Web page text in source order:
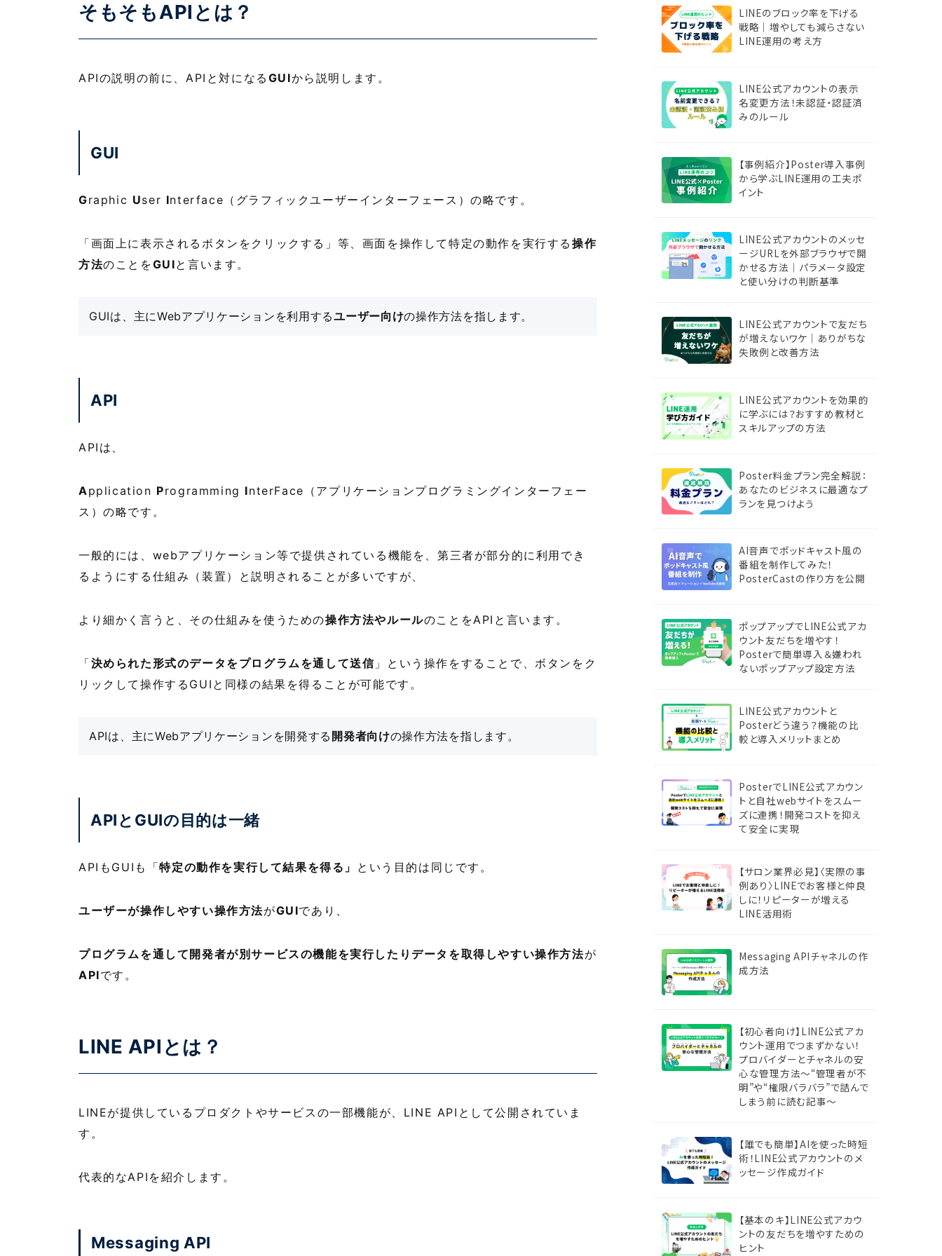
そもそもAPIとは？
APIの説明の前に、APIと対になる GUIから説明します。
GUI
Graphic User Interface（グラフィックユーザーインターフェース）の略です。
「画面上に表示されるボタンをクリックする」等、画面を操作して特定の動作を実行する 操作
方法のことをGUIと言います。
GUIは、主にWebアプリケーションを利用するユーザー向けの操作方法を指します。
API
APIは、
Application Programming InterFace（アプリケーションプログラミングインターフェー
ス）の略です。
一般的には、webアプリケーション等で提供されている機能を、第三者が部分的に利用でき
るようにする仕組み（装置）と説明されることが多いですが、
より細かく言うと、その仕組みを使うための操作方法やルールのことをAPIと言います。
「決められた形式のデータをプログラムを通して送信 」という操作をすることで、ボタンをク
リックして操作するGUIと同様の結果を得ることが可能です。
APIは、主にWebアプリケーションを開発する 開発者向けの操作方法を指します。
APIとGUIの目的は一緒
APIもGUIも「特定の動作を実行して結果を得る」 という目的は同じです。
ユーザーが操作しやすい操作方法がGUIであり、
プログラムを通して開発者が別サービスの機能を実行したりデータを取得しやすい操作方法が
APIです。
LINE APIとは？
LINEが提供しているプロダクトやサービスの一部機能が、LINE APIとして公開されていま
す。
代表的なAPIを紹介します。
Messaging API
LINEのブロック率を下げる
戦略｜増やしても減らさない
LINE運用の考え方
LINE公式アカウントの表示
名変更方法！未認証・認証済
みのルール
【事例紹介】Poster導入事例
から学ぶLINE運用の工夫ポ
イント
LINE公式アカウントのメッセ
ージURLを外部ブラウザで開
かせる方法｜パラメータ設定
と使い分けの判断基準
LINE公式アカウントで友だち
が増えないワケ｜ありがちな
失敗例と改善方法
LINE公式アカウントを効果的
に学ぶには？おすすめ教材と
スキルアップの方法
Poster料金プラン完全解説：
あなたのビジネスに最適なプ
ランを見つけよう
AI音声でポッドキャスト風の
番組を制作してみた！
PosterCastの作り方を公開
ポップアップでLINE公式アカ
ウント友だちを増やす！
Posterで簡単導入＆嫌われ
ないポップアップ設定方法
LINE公式アカウントと
Posterどう違う？機能の比
較と導入メリットまとめ
PosterでLINE公式アカウン
トと自社webサイトをスムー
ズに連携！開発コストを抑え
て安全に実現
【サロン業界必見】〈実際の事
例あり〉LINEでお客様と仲良
しに！リピーターが増える
LINE活用術
Messaging APIチャネルの作
成方法
【初心者向け】LINE公式アカ
ウント運用でつまずかない！
プロバイダーとチャネルの安
心な管理方法〜“管理者が不
明”や“権限バラバラ”で詰んで
しまう前に読む記事〜
【誰でも簡単】AIを使った時短
術！LINE公式アカウントのメ
ッセージ作成ガイド
【基本のキ】LINE公式アカウ
ントの友だちを増やすための
ヒント